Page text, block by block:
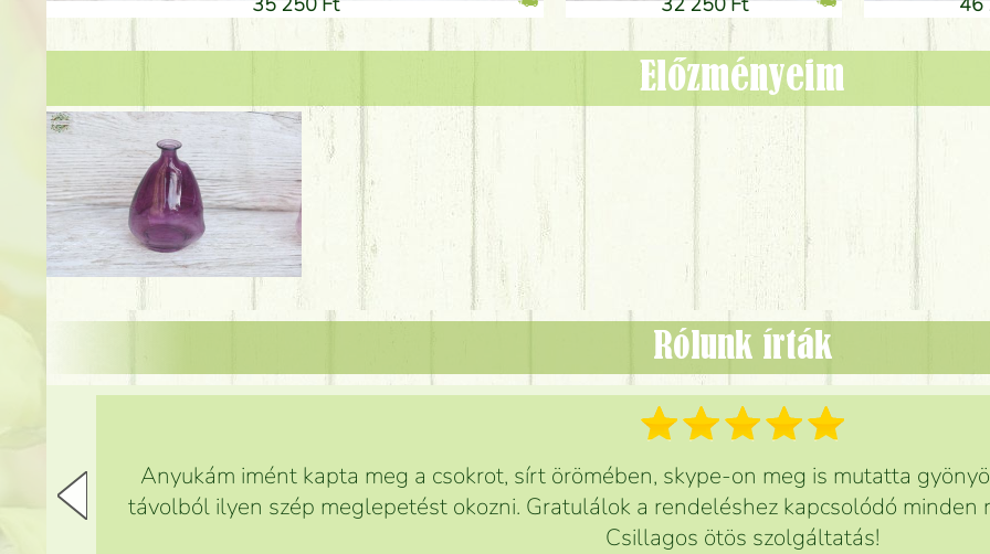
Előzményeim
Rólunk írták
Anyukám imént kapta meg a csokrot, sírt örömében, skype-on meg is mutatta
távolból ilyen szép meglepetést okozni. Gratulálok a rendeléshez kapcsolódó minden
Csillagos ötös szolgáltatás!